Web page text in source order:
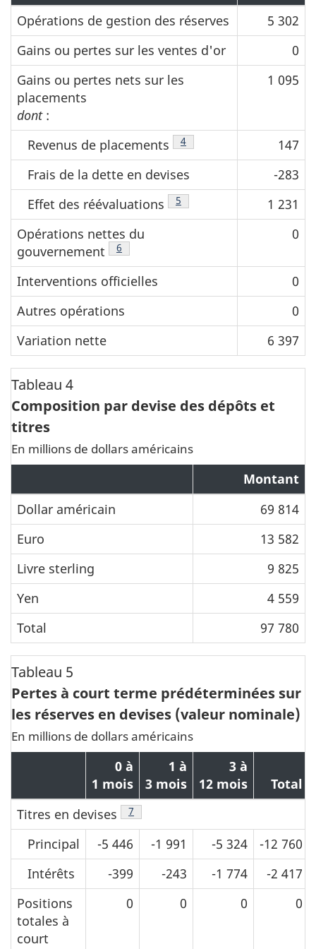
Opérations de gestion des réserves
5 302
Gains ou pertes sur les ventes d'or
0
Gains ou pertes nets sur les
placements
dont :
1 095
Revenus de placements Note de bas de page
4
147
Frais de la dette en devises
-283
Effet des réévaluations
Note de bas de page
5
1 231
Opérations nettes du
gouvernement
Note de bas de page
6
0
Interventions officielles
0
Autres opérations
0
Variation nette
6 397
Tableau 4
Composition par devise des dépôts et
titres
En millions de dollars américains
Montant
Dollar américain
69 814
Euro
13 582
Livre sterling
9 825
Yen
4 559
Total
97 780
Tableau 5
Pertes à court terme prédéterminées sur
les réserves en devises (valeur nominale)
En millions de dollars américains
0 à
1 mois
1 à
3 mois
3 à
12 mois
Total
Titres en devises
Note de bas de page
7
Principal -5 446 -1 991 -5 324
-12 760
Intérêts
-399 -243 -1 774
-2 417
Positions
totales à
court
0 0 0 0